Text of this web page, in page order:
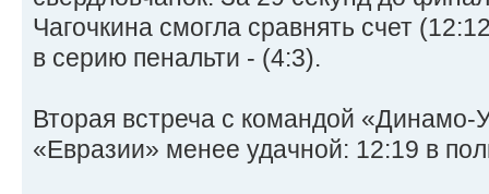
Чагочкина смогла сравнять счет
в серию пенальти - (4:3).
Вторая встреча с командой «Динамо-
«Евразии» менее удачной: 12:19 в